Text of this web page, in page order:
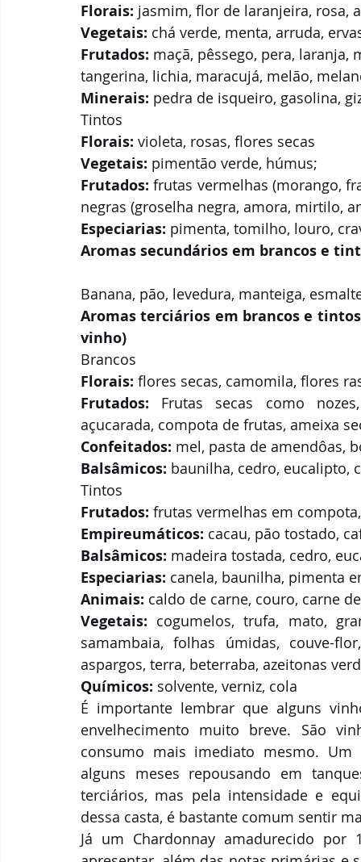
Florais: jasmim, flor de laranjeira, rosa,
Vegetais: chá verde, menta, arruda,
Frutados: maçã, pêssego, pera, laranja,
tangerina, lichia, maracujá, melão,
Minerais: pedra de isqueiro, gasolina,
Tintos
Florais: violeta, rosas, flores secas
Vegetais: pimentão verde, húmus;
Frutados: frutas vermelhas (morango,
negras (groselha negra, amora, mirtilo,
Especiarias: pimenta, tomilho, louro,
Aromas secundários em brancos e
Banana, pão, levedura, manteiga,
Aromas terciários em brancos e
vinho)
Brancos
Florais: flores secas, camomila, flores
Frutados: Frutas secas como
açucarada, compota de frutas, ameixa
Confeitados: mel, pasta de amendôas,
Balsâmicos: baunilha, cedro, eucalipto,
Tintos
Frutados: frutas vermelhas em
Empireumáticos: cacau, pão tostado,
Balsâmicos: madeira tostada, cedro,
Especiarias: canela, baunilha, pimenta
Animais: caldo de carne, couro, carne
Vegetais: cogumelos, trufa, mato,
samambaia, folhas úmidas, couve-
aspargos, terra, beterraba, azeitonas
Químicos: solvente, verniz, cola
É importante lembrar que alguns
envelhecimento muito breve. São
consumo mais imediato mesmo. Um
alguns meses repousando em
terciários, mas pela intensidade e
dessa casta, é bastante comum sentir
Já um Chardonnay amadurecido